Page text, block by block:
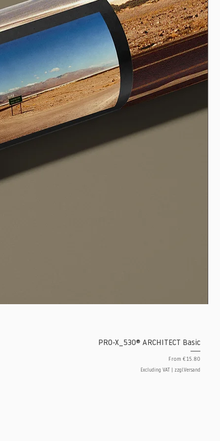
PRO-X_530® ARCHITECT Basic
From €15.80
Sale Price
Excluding VAT zzgl.Versand